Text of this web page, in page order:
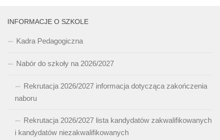
INFORMACJE O SZKOLE
Kadra Pedagogiczna
Nabór do szkoły na 2026/2027
Rekrutacja 2026/2027 informacja dotycząca zakończenia
naboru
Rekrutacja 2026/2027 lista kandydatów zakwalifikowanych
i kandydatów niezakwalifikowanych